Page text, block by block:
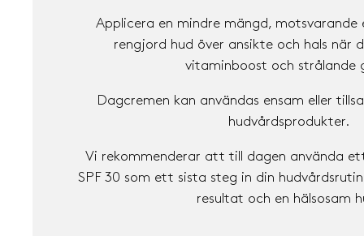
Applicera en mindre mängd, motsvarande
rengjord hud över ansikte och hals när
vitaminboost och strålande
Dagcremen kan användas ensam eller
hudvårdsprodukter.
Vi rekommenderar att till dagen använda
SPF 30 som ett sista steg in din
resultat och en hälsosam